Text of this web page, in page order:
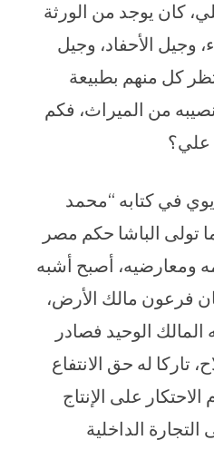
كان يوجد من الورثة
وجيل الأحفاد، وجيل
كل منهم بطبيعة
من الميراث، فكم
علي؟
في كتابه “محمد
تولى الباشا حكم مصر
أصبح أشبه
فرعون مالك الأرض،
الوحيد فصادر
تاركا له حق الانتفاع
على الإنتاج
الداخلية